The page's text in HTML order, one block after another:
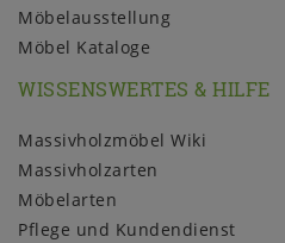
Möbelausstellung
Möbel Kataloge
WISSENSWERTES & HILFE
Massivholzmöbel Wiki
Massivholzarten
Möbelarten
Pflege und Kundendienst